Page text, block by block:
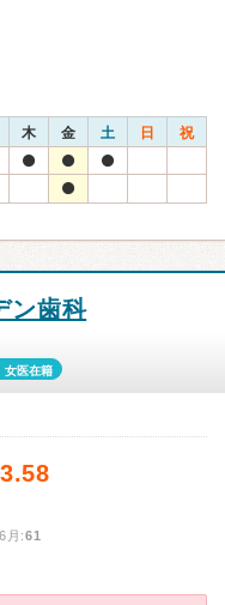
木 金 土 日 祝
ン歯科
女医在籍
3.58
:61